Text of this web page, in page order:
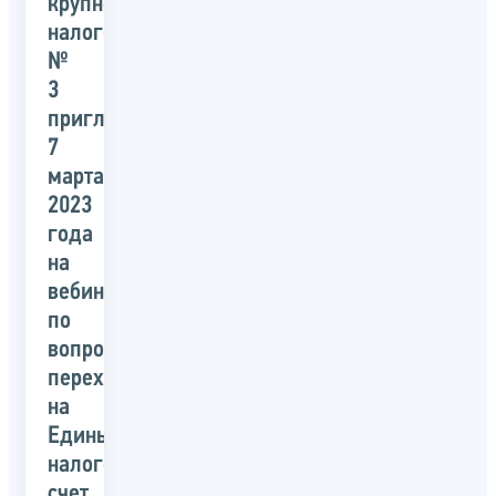
налогоплательщикам
№
3
приглашает
7
марта
2023
года
на
вебинар
по
вопросам
перехода
на
Единый
налоговый